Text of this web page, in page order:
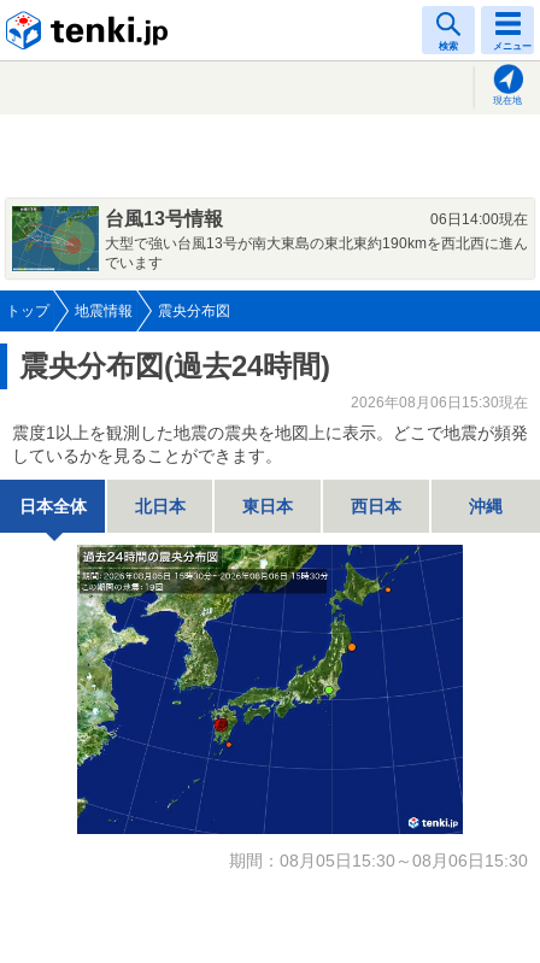
検索 メニュー
現在地
台風13号情報
06日14:00現在
大型で強い台風13号が南大東島の東北東約190kmを西北西に進ん
でいます
トップ 地震情報 震央分布図
震央分布図(過去24時間)
2026年08月06日15:30現在
震度1以上を観測した地震の震央を地図上に表示。どこで地震が頻発
しているかを見ることができます。
日本全体 北日本 東日本 西日本 沖縄
期間：08月05日15:30～08月06日15:30